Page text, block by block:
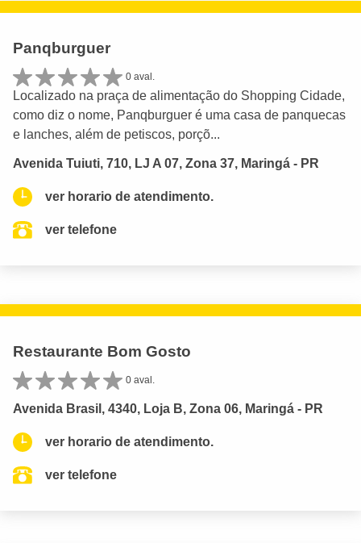
Panqburguer
0 aval.
Localizado na praça de alimentação do Shopping Cidade,
como diz o nome, Panqburguer é uma casa de panquecas
e lanches, além de petiscos, porçõ...
Avenida Tuiuti, 710, LJ A 07, Zona 37, Maringá - PR
ver horario de atendimento.
ver telefone
Restaurante Bom Gosto
0 aval.
Avenida Brasil, 4340, Loja B, Zona 06, Maringá - PR
ver horario de atendimento.
ver telefone